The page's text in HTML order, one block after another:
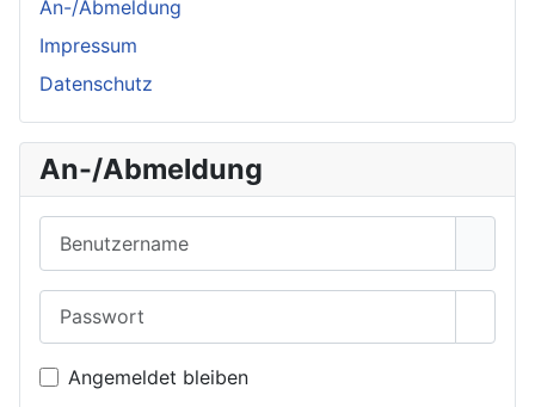
An-/Abmeldung
Impressum
Datenschutz
An-/Abmeldung
Angemeldet bleiben